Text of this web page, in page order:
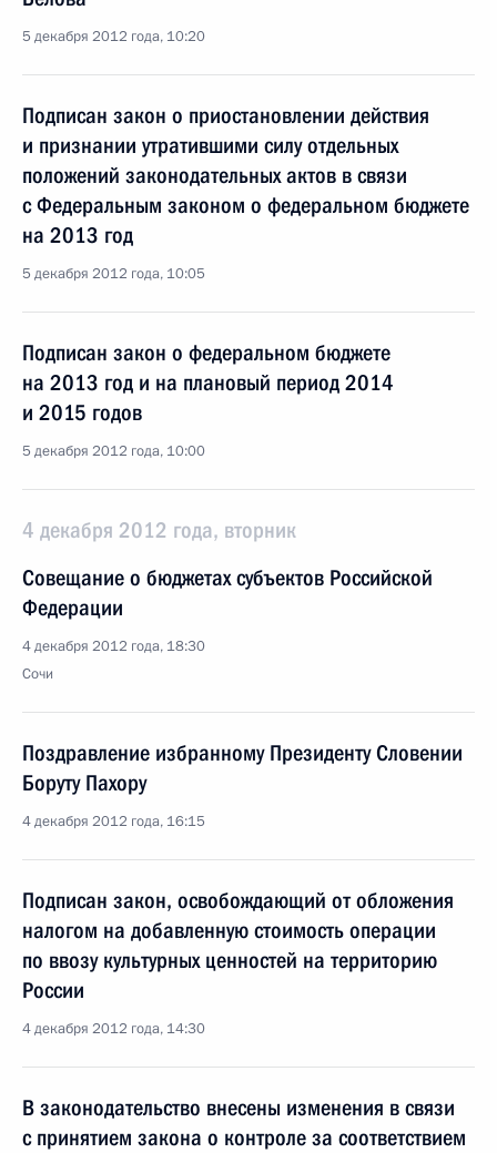
5 декабря 2012 года, 10:20
Подписан закон о приостановлении действия
и признании утратившими силу отдельных
положений законодательных актов в связи
с Федеральным законом о федеральном бюджете
на 2013 год
5 декабря 2012 года, 10:05
Подписан закон о федеральном бюджете
на 2013 год и на плановый период 2014
и 2015 годов
5 декабря 2012 года, 10:00
4 декабря 2012 года, вторник
Совещание о бюджетах субъектов Российской
Федерации
4 декабря 2012 года, 18:30
Сочи
Поздравление избранному Президенту Словении
Боруту Пахору
4 декабря 2012 года, 16:15
Подписан закон, освобождающий от обложения
налогом на добавленную стоимость операции
по ввозу культурных ценностей на территорию
России
4 декабря 2012 года, 14:30
В законодательство внесены изменения в связи
с принятием закона о контроле за соответствием